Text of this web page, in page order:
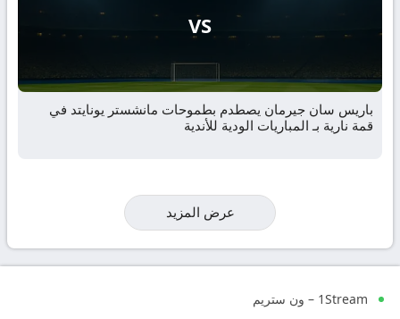
VS
باريس سان جيرمان يصطدم بطموحات مانشستر يونايتد في
قمة نارية بـ المباريات الودية للأندية
عرض المزيد
1Stream – ون ستريم